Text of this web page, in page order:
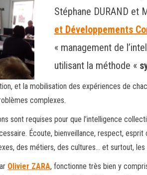
Stéphane DURAND et
et Développements
« management de
utilisant la méthode «
et la mobilisation des expériences de
complexes.
sont requises pour que l’intelligence
Écoute, bienveillance, respect,
des métiers, des cultures… et surtout, les
Olivier ZARA, fonctionne très bien y